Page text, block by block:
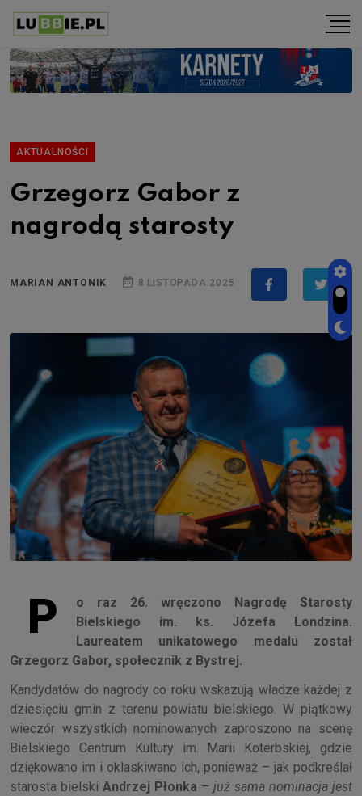
AKTUALNOŚCI
Grzegorz Gabor z
nagrodą starosty
MARIAN ANTONIK 8 LISTOPADA 2025
P
o raz 26. wręczono Nagrodę Starosty
Bielskiego im. ks. Józefa Londzina.
Laureatem unikatowego medalu został
Grzegorz Gabor, społecznik z Bystrej.
Kandydatów do nagrody co roku wskazują władze każdej z
dziesięciu gmin z terenu powiatu bielskiego. W piątkowy
wieczór wszystkich nominowanych zaproszono na scenę
Bielskiego Centrum Kultury im. Marii Koterbskiej, gdzie
dziękowano im i oklaskiwano ich, ponieważ – jak podkreślał
starosta bielski Andrzej Płonka – już sama nominacja jest